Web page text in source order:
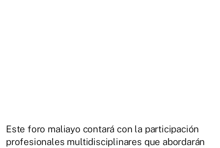
Este foro maliayo contará con la participación
profesionales multidisciplinares que abordarán